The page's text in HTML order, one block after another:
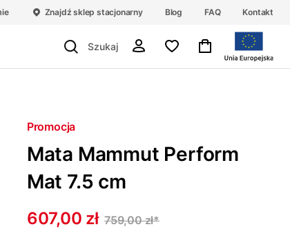
Znajdź sklep stacjonarny Blog FAQ Kontakt
Promocja
Mata Mammut Perform
Mat 7.5 cm
607,00 zł 759,00 zł*